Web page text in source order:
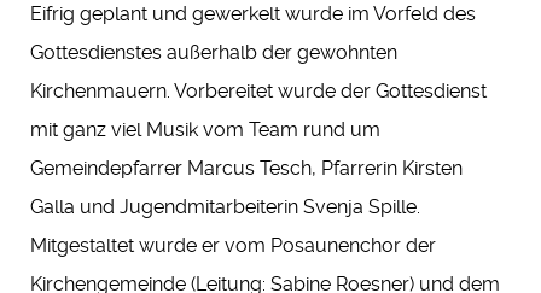
Eifrig geplant und gewerkelt wurde im Vorfeld des
Gottesdienstes außerhalb der gewohnten
Kirchenmauern. Vorbereitet wurde der Gottesdienst
mit ganz viel Musik vom Team rund um
Gemeindepfarrer Marcus Tesch, Pfarrerin Kirsten
Galla und Jugendmitarbeiterin Svenja Spille.
Mitgestaltet wurde er vom Posaunenchor der
Kirchengemeinde (Leitung: Sabine Roesner) und dem